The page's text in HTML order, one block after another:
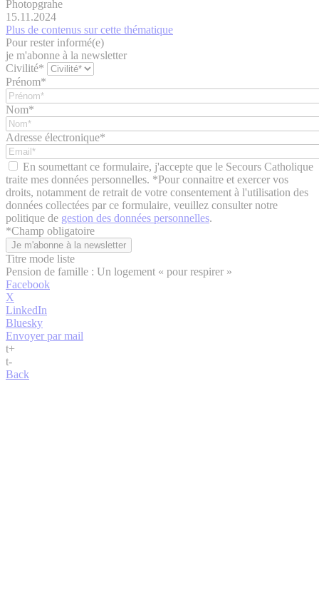
Photopgrahe
15.11.2024
Plus de contenus sur cette thématique
Pour rester informé(e)
je m'abonne à la newsletter
Civilité*
Prénom*
Nom*
Adresse électronique*
En soumettant ce formulaire, j'accepte que le Secours Catholique
traite mes données personnelles. *Pour connaitre et exercer vos
droits, notamment de retrait de votre consentement à l'utilisation des
données collectées par ce formulaire, veuillez consulter notre
politique de gestion des données personnelles.
*Champ obligatoire
Titre mode liste
Pension de famille : Un logement « pour respirer »
Facebook
X
LinkedIn
Bluesky
Envoyer par mail
t+
t-
Back